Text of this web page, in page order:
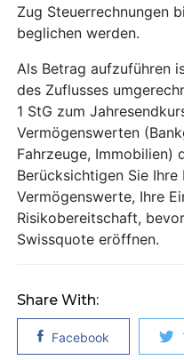
Zug Steuerrechnungen
beglichen werden.
Als Betrag aufzuführen
des Zuflusses
1 StG zum
Vermögenswerten
Fahrzeuge, Immobilien)
Berücksichtigen Sie
Vermögenswerte, Ihre
Risikobereitschaft,
Swissquote eröffnen.
Share With:
Facebook